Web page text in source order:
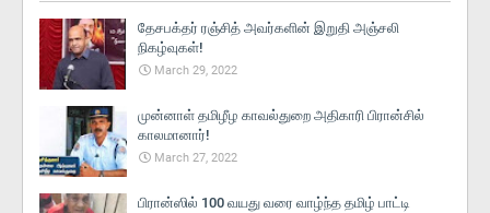
தேசபக்தர் ரஞ்சித் அவர்களின் இறுதி அஞ்சலி
நிகழ்வுகள்!
March 29, 2022
முன்னாள் தமிழீழ காவல்துறை அதிகாரி பிரான்சில்
காலமானார்!
March 27, 2022
பிரான்ஸில் 100 வயது வரை வாழ்ந்த தமிழ் பாட்டி